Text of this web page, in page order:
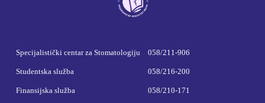
Specijalistički centar za Stomatologiju 058/211-906
Studentska služba 058/216-200
Finansijska služba 058/210-171